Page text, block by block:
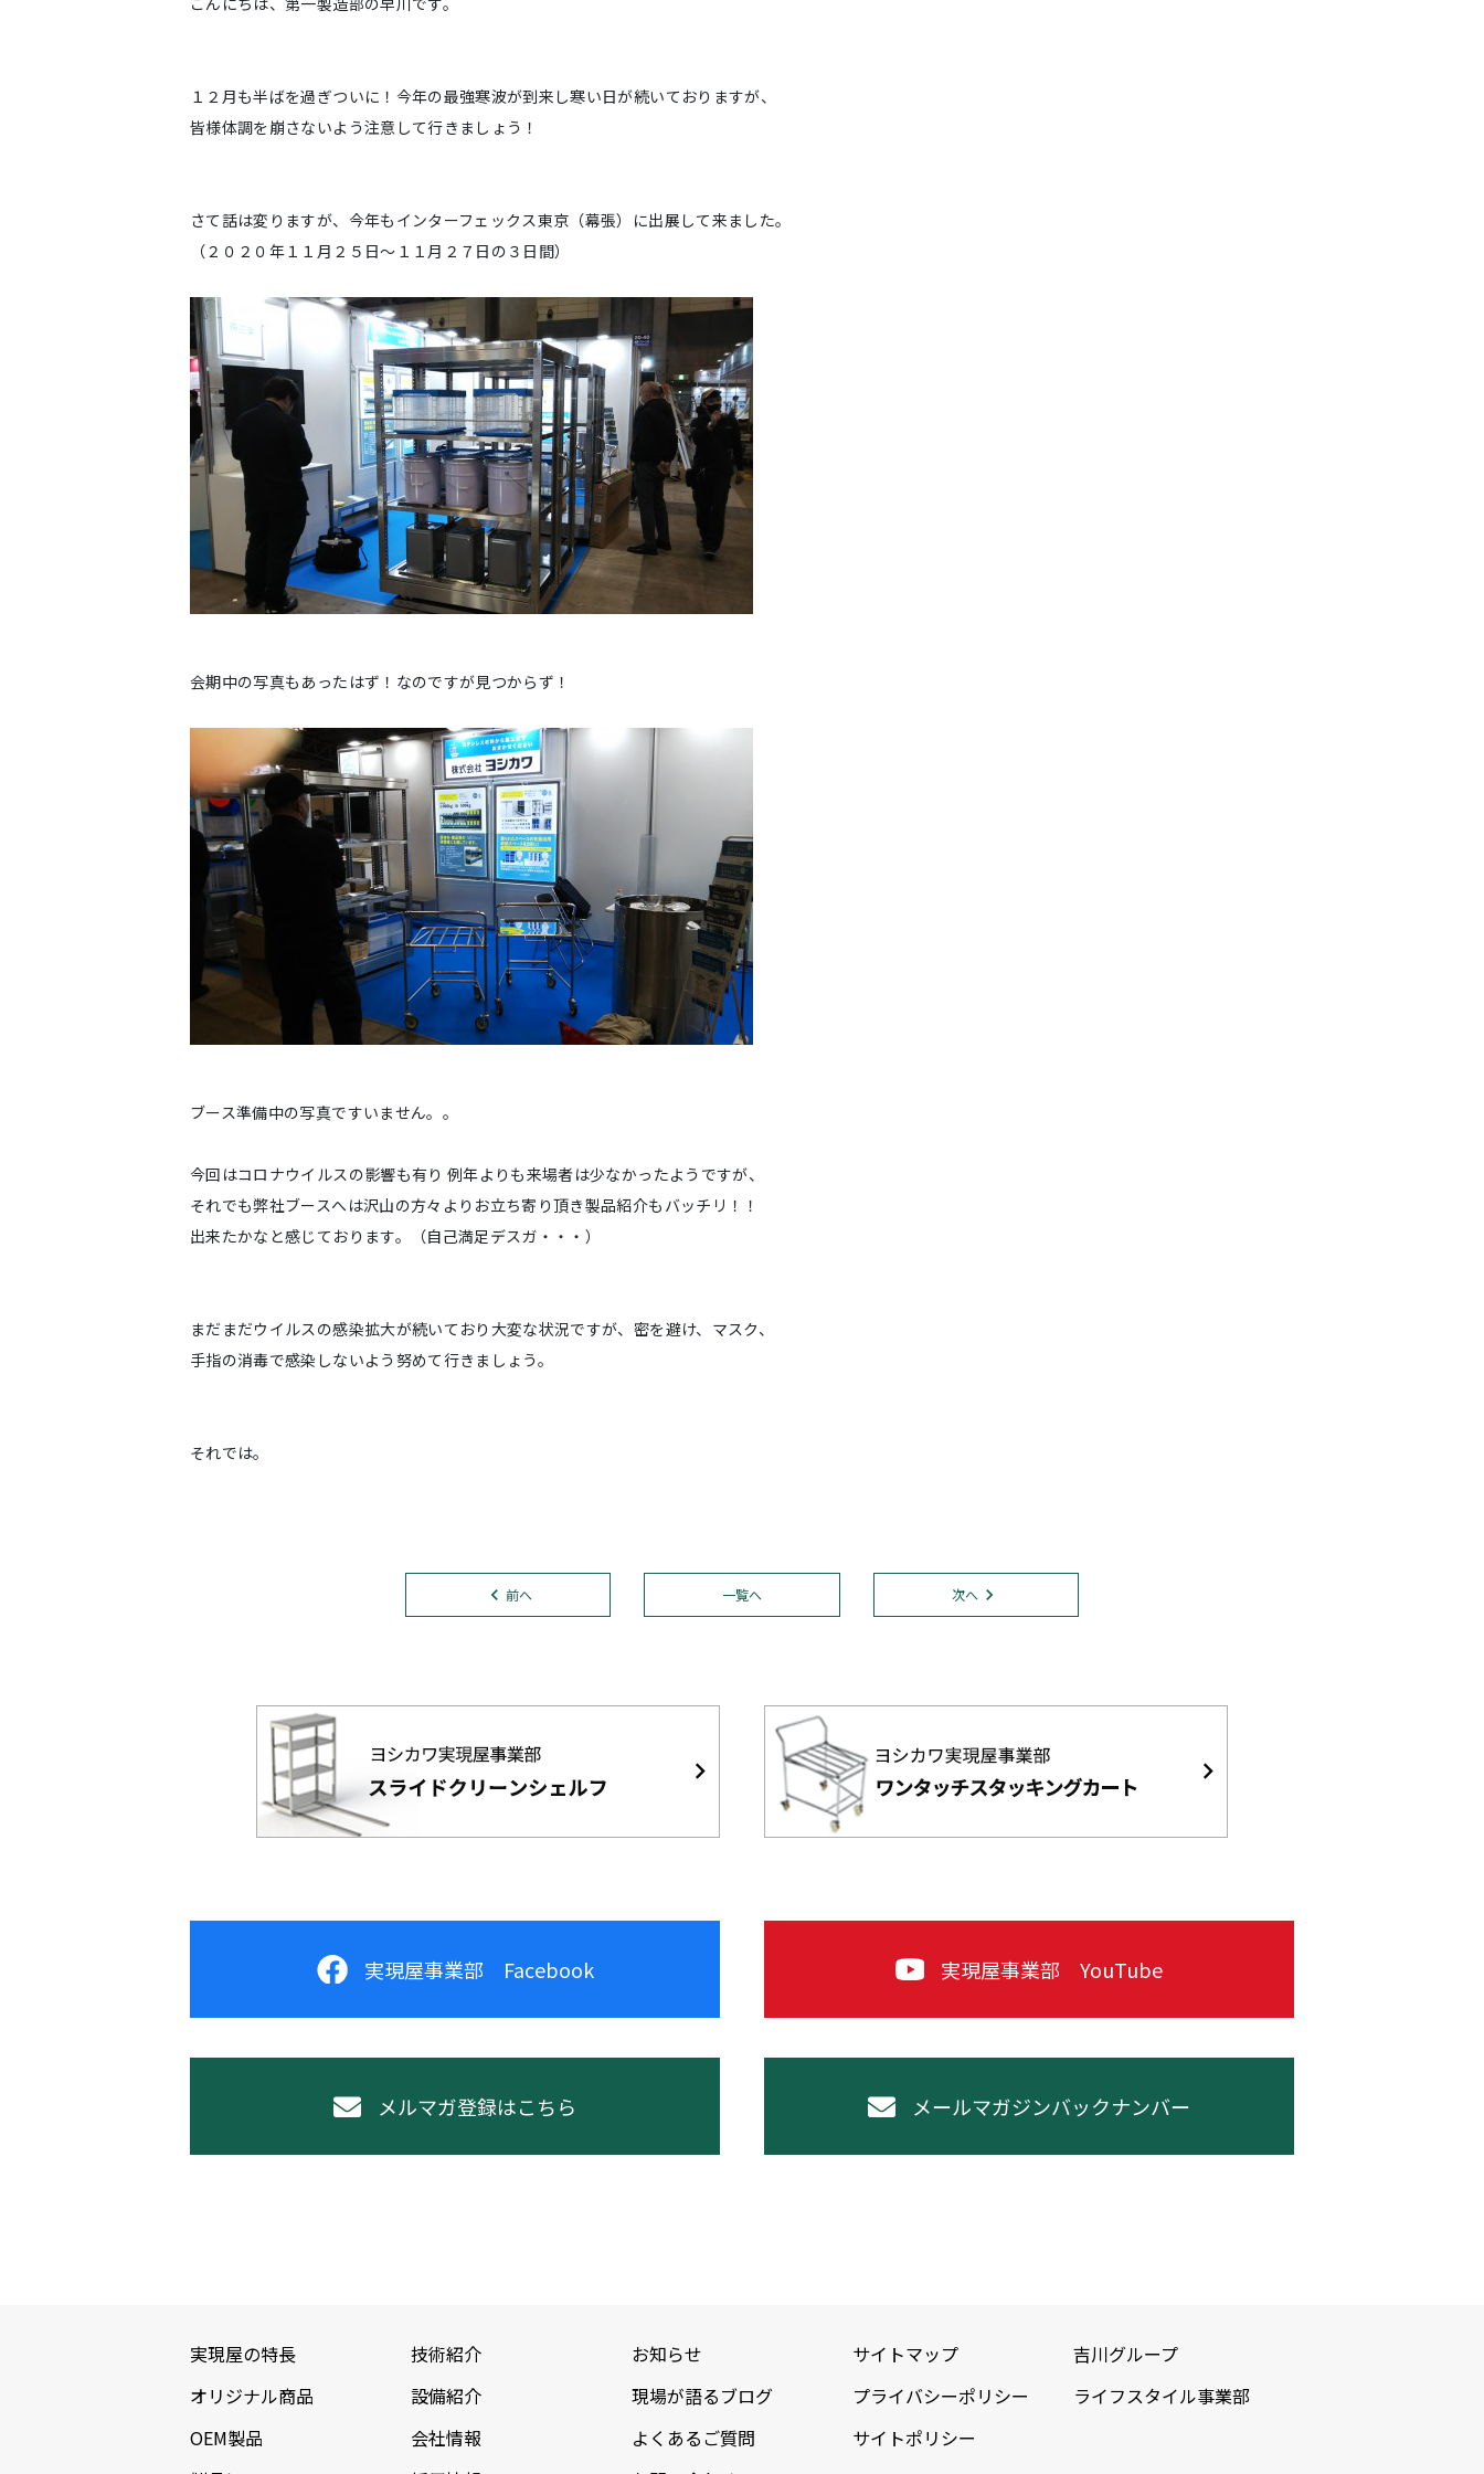
１２月も半ばを過ぎついに！今年の最強寒波が到来し寒い日が続いておりますが、
皆様体調を崩さないよう注意して行きましょう！
さて話は変りますが、今年もインターフェックス東京（幕張）に出展して来ました。
（２０２０年１１月２５日～１１月２７日の３日間）
会期中の写真もあったはず！なのですが見つからず！
ブース準備中の写真ですいません。。
今回はコロナウイルスの影響も有り 例年よりも来場者は少なかったようですが、
それでも弊社ブースへは沢山の方々よりお立ち寄り頂き製品紹介もバッチリ！！
出来たかなと感じております。（自己満足デスガ・・・）
まだまだウイルスの感染拡大が続いており大変な状況ですが、密を避け、マスク、
手指の消毒で感染しないよう努めて行きましょう。
それでは。
前へ 一覧へ 次へ
実現屋事業部 Facebook 実現屋事業部 YouTube
メルマガ登録はこちら メールマガジンバックナンバー
実現屋の特長
オリジナル商品
OEM製品
技術紹介
設備紹介
会社情報
お知らせ
現場が語るブログ
よくあるご質問
サイトマップ
プライバシーポリシー
サイトポリシー
吉川グループ
ライフスタイル事業部